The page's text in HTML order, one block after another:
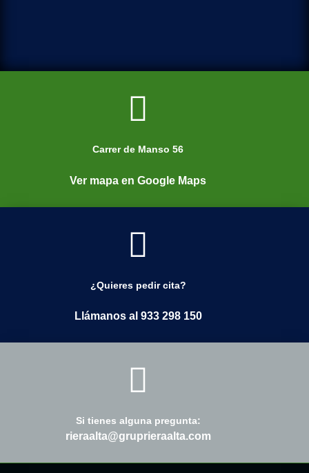
Carrer de Manso 56
Ver mapa en Google Maps
¿Quieres pedir cita?
Llámanos al 933 298 150
Si tienes alguna pregunta:
rieraalta@gruprieraalta.com